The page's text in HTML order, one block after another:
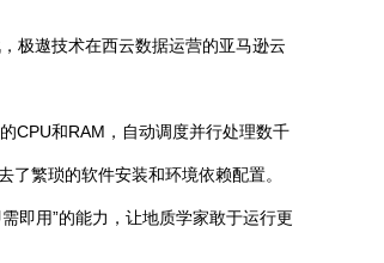
极遨技术在西云数据运营的亚马逊云
CPU和RAM，自动调度并行处理数千
繁琐的软件安装和环境依赖配置。
即用”的能力，让地质学家敢于运行更